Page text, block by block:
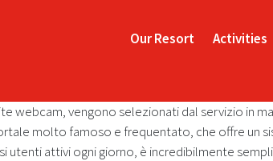
Our Resort Activities
webcam, vengono selezionati dal servizio in
molto famoso e frequentato, che offre un
attivi ogni giorno, è incredibilmente